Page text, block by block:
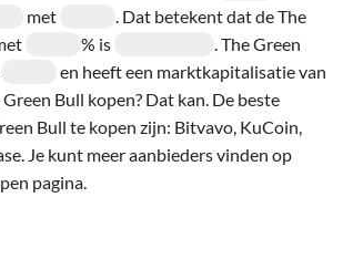
met
. Dat betekent dat de The
% is
. The Green
en heeft een marktkapitalisatie van
Green Bull kopen? Dat kan. De beste
Bull te kopen zijn: Bitvavo, KuCoin,
Je kunt meer aanbieders vinden op
pagina.